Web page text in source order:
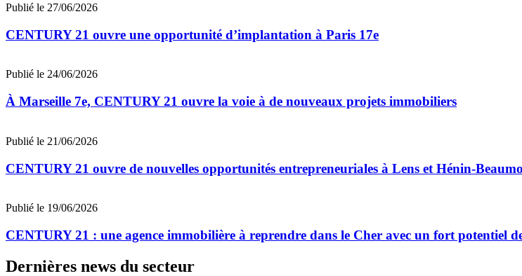
Publié le 27/06/2026
CENTURY 21 ouvre une opportunité d’implantation à Paris 17e
Publié le 24/06/2026
À Marseille 7e, CENTURY 21 ouvre la voie à de nouveaux projets immobiliers
Publié le 21/06/2026
CENTURY 21 ouvre de nouvelles opportunités entrepreneuriales à Lens et Hénin-
Publié le 19/06/2026
CENTURY 21 : une agence immobilière à reprendre dans le Cher avec un fort potentiel
Dernières news du secteur